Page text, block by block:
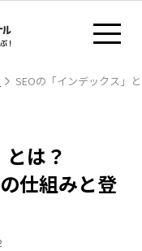
SEOの「インデックス」
は？
仕組みと登